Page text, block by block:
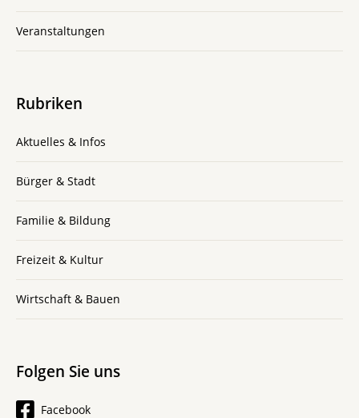
Veranstaltungen
Rubriken
Aktuelles & Infos
Bürger & Stadt
Familie & Bildung
Freizeit & Kultur
Wirtschaft & Bauen
Folgen Sie uns
Facebook